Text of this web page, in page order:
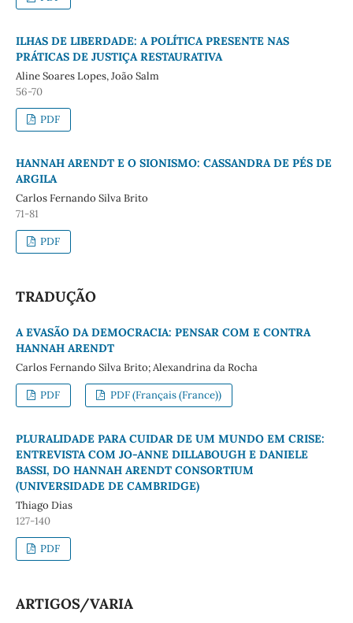
ILHAS DE LIBERDADE: A POLÍTICA PRESENTE NAS
PRÁTICAS DE JUSTIÇA RESTAURATIVA
Aline Soares Lopes, João Salm
56-70
PDF
HANNAH ARENDT E O SIONISMO: CASSANDRA DE PÉS DE
ARGILA
Carlos Fernando Silva Brito
71-81
PDF
TRADUÇÃO
A EVASÃO DA DEMOCRACIA: PENSAR COM E CONTRA
HANNAH ARENDT
Carlos Fernando Silva Brito; Alexandrina da Rocha
PDF PDF (Français (France))
PLURALIDADE PARA CUIDAR DE UM MUNDO EM CRISE:
ENTREVISTA COM JO-ANNE DILLABOUGH E DANIELE
BASSI, DO HANNAH ARENDT CONSORTIUM
(UNIVERSIDADE DE CAMBRIDGE)
Thiago Dias
127-140
PDF
ARTIGOS/VARIA